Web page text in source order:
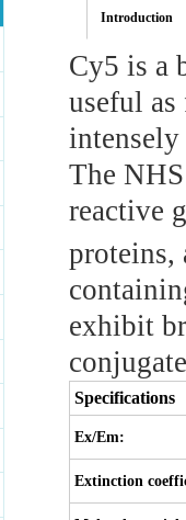
Introduction
Cy5 is a
useful
The
reactive
proteins,
exhibit
Specifications
Ex/Em:
Extinction